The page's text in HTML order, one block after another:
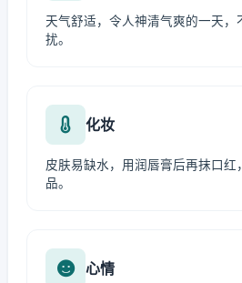
天气舒适，令人神清气爽的一天，
扰。
化妆
皮肤易缺水，用润唇膏后再抹口红
品。
心情